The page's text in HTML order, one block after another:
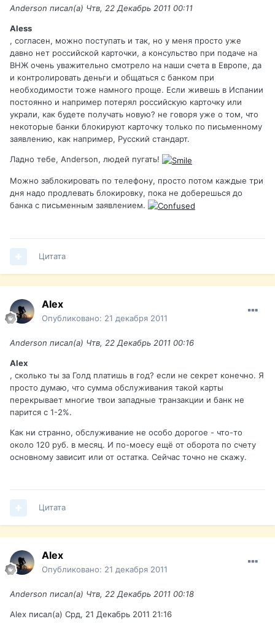
Anderson писал(а) Чтв, 22 Декабрь 2011 00:11
Aless
, согласен, можно поступать и так, но у меня просто уже
давно нет российской карточки, а консульство при подаче на
ВНЖ очень уважительно смотрело на наши счета в Европе, да
и контролировать деньги и общаться с банком при
необходимости тоже намного проще. Если живешь в Испании
постоянно и например потерял российскую карточку или
украли, как будете получать новую? не говоря уже о том, что
некоторые банки блокируют карточку только по письменному
заявлению, как например, Русский стандарт.
Ладно тебе, Anderson, людей пугать!
Можно заблокировать по телефону, просто потом каждые три
дня надо продлевать блокировку, пока не доберешься до
банка с письменным заявлением.
Цитата
Alex
Опубликовано: 21 декабря 2011
Anderson писал(а) Чтв, 22 Декабрь 2011 00:16
Alex
, сколько ты за Голд платишь в год? если не секрет конечно. Я
просто думаю, что сумма обслуживания такой карты
перекрывает многие твои западные транзакции и банк не
парится с 1-2%.
Как ни странно, обслуживание не особо дорогое - что-то
около 120 руб. в месяц. И по-моесу ещё от оборота по счету
основному зависит или от остатка. Сейчас точно не скажу.
Цитата
Alex
Опубликовано: 21 декабря 2011
Anderson писал(а) Чтв, 22 Декабрь 2011 00:18
Alex писал(а) Срд, 21 Декабрь 2011 21:16